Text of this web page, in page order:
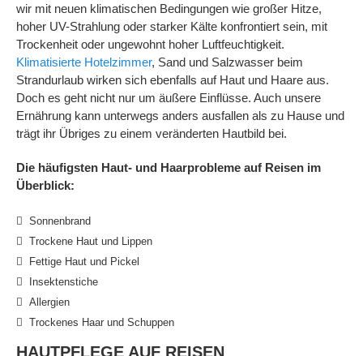
wir mit neuen klimatischen Bedingungen wie großer Hitze,
hoher UV-Strahlung oder starker Kälte konfrontiert sein, mit
Trockenheit oder ungewohnt hoher Luftfeuchtigkeit.
Klimatisierte Hotelzimmer, Sand und Salzwasser beim
Strandurlaub wirken sich ebenfalls auf Haut und Haare aus.
Doch es geht nicht nur um äußere Einflüsse. Auch unsere
Ernährung kann unterwegs anders ausfallen als zu Hause und
trägt ihr Übriges zu einem veränderten Hautbild bei.
Die häufigsten Haut- und Haarprobleme auf Reisen im
Überblick:
Sonnenbrand
Trockene Haut und Lippen
Fettige Haut und Pickel
Insektenstiche
Allergien
Trockenes Haar und Schuppen
HAUTPFLEGE AUF REISEN